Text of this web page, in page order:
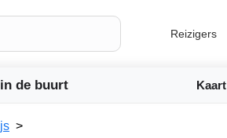
Reizigers
de buurt Kaart